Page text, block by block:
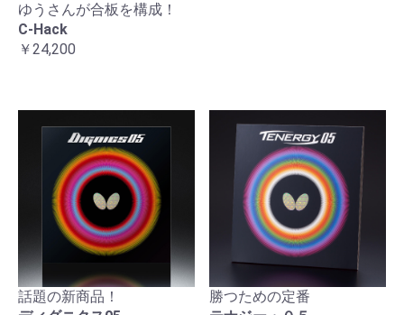
ゆうさんが合板を構成！
C-Hack
￥24,200
話題の新商品！
勝つための定番